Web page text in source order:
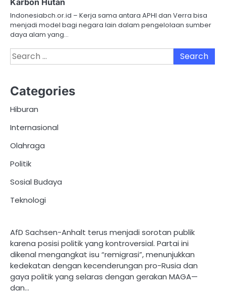
Indonesiabch.or.id – Kerja sama antara APHI dan Verra bisa
menjadi model bagi negara lain dalam pengelolaan sumber
daya alam yang…
Search
for:
Categories
Hiburan
Internasional
Olahraga
Politik
Sosial Budaya
Teknologi
AfD Sachsen-Anhalt terus menjadi sorotan publik
karena posisi politik yang kontroversial. Partai ini
dikenal mengangkat isu “remigrasi”, menunjukkan
kedekatan dengan kecenderungan pro-Rusia dan
gaya politik yang selaras dengan gerakan MAGA—
dan…